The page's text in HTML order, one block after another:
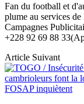
Fan du football et
plume au services
Campagnes
+228 92 69 88
Article Suivant